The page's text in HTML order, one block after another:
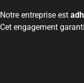
Notre entreprise est
Cet engagement